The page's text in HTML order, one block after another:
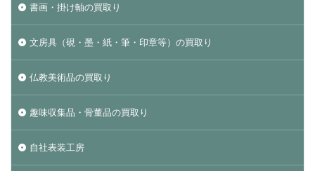
書画・掛け軸の買取り
文房具（硯・墨・紙・筆・印章等）の買取り
仏教美術品の買取り
趣味収集品・骨董品の買取り
自社表装工房